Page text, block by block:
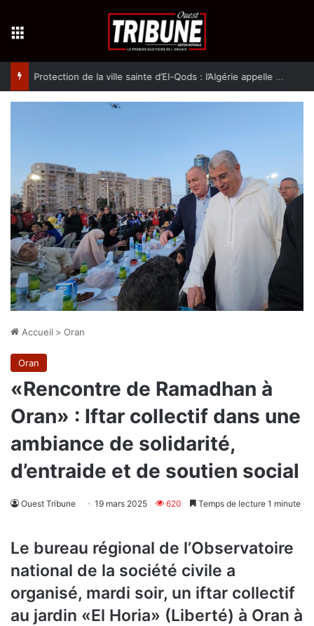
Protection de la ville sainte d’El-Qods : l’Algérie appelle à une action collective
Accueil > Oran
Oran
«Rencontre de Ramadhan à
Oran» : Iftar collectif dans une
ambiance de solidarité,
d’entraide et de soutien social
Ouest Tribune 19 mars 2025 620 Temps de lecture 1 minute
Le bureau régional de l’Observatoire
national de la société civile a
organisé, mardi soir, un iftar collectif
au jardin «El Horia» (Liberté) à Oran à